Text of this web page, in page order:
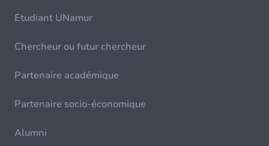
Etudiant UNamur
Chercheur ou futur chercheur
Partenaire académique
Partenaire socio-économique
Alumni